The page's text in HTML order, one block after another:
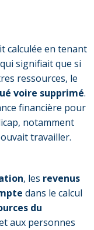
calculée en tenant
signifiait que si
ressources, le
voire supprimé.
financière pour
notamment
travailler.
, les revenus
dans le calcul
du
aux personnes